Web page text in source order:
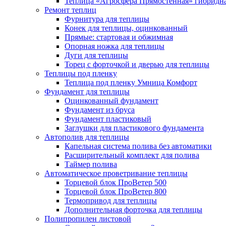
Ремонт теплиц
Фурнитура для теплицы
Конек для теплицы, оцинкованный
Прямые: стартовая и обжимная
Опорная ножка для теплицы
Дуги для теплицы
Торец с форточкой и дверью для теплицы
Теплицы под пленку
Теплица под пленку Умница Комфорт
Фундамент для теплицы
Оцинкованный фундамент
Фундамент из бруса
Фундамент пластиковый
Заглушки для пластикового фундамента
Автополив для теплицы
Капельная система полива без автоматики
Расширительный комплект для полива
Таймер полива
Автоматическое проветривание теплицы
Торцевой блок ПроВетер 500
Торцевой блок ПроВетер 800
Термопривод для теплицы
Дополнительная форточка для теплицы
Полипропилен листовой